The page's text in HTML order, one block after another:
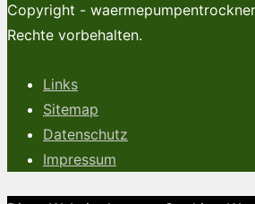
Copyright -
Rechte vorbehalten.
Links
Sitemap
Datenschutz
Impressum